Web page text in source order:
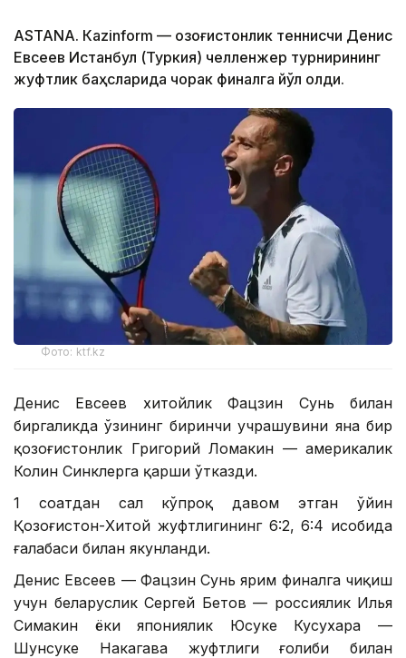
ASTANА. Кazinform — Қозоғистонлик теннисчи Денис
Евсеев Истанбул (Туркия) челленжер турнирининг
жуфтлик баҳсларида чорак финалга йўл олди.
Фото: ktf.kz
Денис Евсеев хитойлик Фацзин Сунь билан
биргаликда ўзининг биринчи учрашувини яна бир
қозоғистонлик Григорий Ломакин — америкалик
Колин Синклерга қарши ўтказди.
1 соатдан сал кўпроқ давом этган ўйин
Қозоғистон-Хитой жуфтлигининг 6:2, 6:4 ҳисобида
ғалабаси билан якунланди.
Денис Евсеев — Фацзин Сунь ярим финалга чиқиш
учун беларуслик Сергей Бетов — россиялик Илья
Симакин ёки япониялик Юсуке Кусухара —
Шунсуке Накагава жуфтлиги ғолиби билан